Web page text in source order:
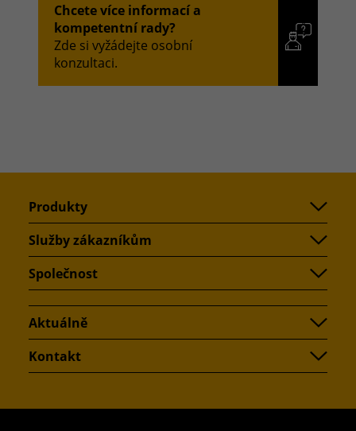
Chcete více informací a
kompetentní rady?
Zde si vyžádejte osobní
konzultaci.
Produkty
Služby zákazníkům
Společnost
Aktuálně
Kontakt